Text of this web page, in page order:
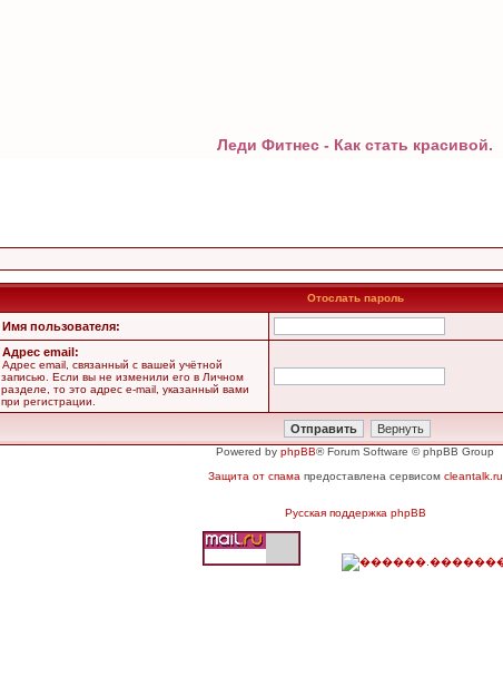
Леди Фитнес - Как стать красивой.
Отослать пароль
Имя пользователя:
Адрес email:
Адрес email, связанный с вашей учётной
записью. Если вы не изменили его в Личном
разделе, то это адрес e-mail, указанный вами
при регистрации.
Powered by phpBB® Forum Software © phpBB Group
Защита от спама предоставлена сервисом cleantalk.ru
Русская поддержка phpBB